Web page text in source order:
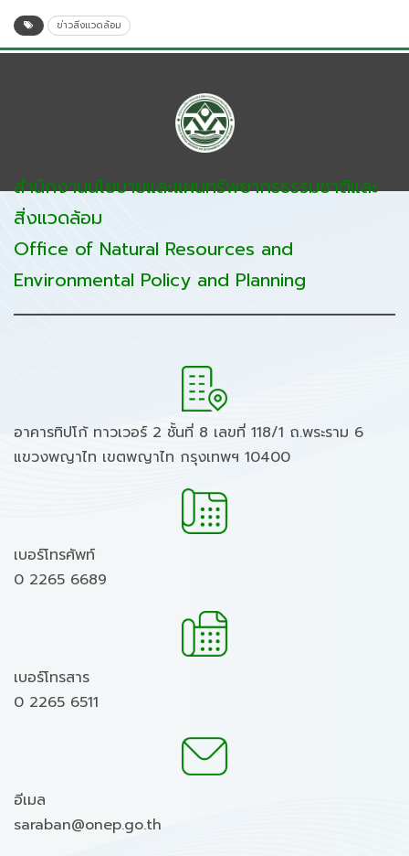
ข่าวสิ่งแวดล้อม
สำนักงานนโยบายและแผนทรัพยากรธรรมชาติและ
สิ่งแวดล้อม
Office of Natural Resources and
Environmental Policy and Planning
อาคารทิปโก้ ทาวเวอร์ 2 ชั้นที่ 8 เลขที่ 118/1 ถ.พระราม 6
แขวงพญาไท เขตพญาไท กรุงเทพฯ 10400
เบอร์โทรศัพท์
0 2265 6689
เบอร์โทรสาร
0 2265 6511
อีเมล
saraban@onep.go.th